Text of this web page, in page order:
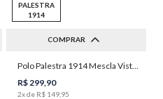
PALESTRA
1914
COMPRAR
P M G GG
XGG
Polo Palestra 1914 Mescla Vista Zíper Masculina Individual
R$299,90
2x de R$ 149 95